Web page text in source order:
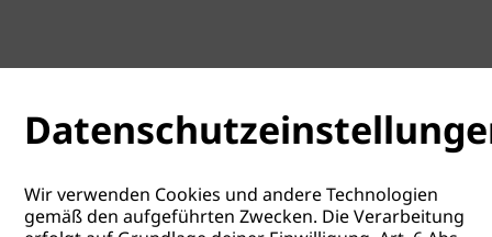
Wir verwenden Cookies und andere Technologien
gemäß den aufgeführten Zwecken. Die Verarbeitung